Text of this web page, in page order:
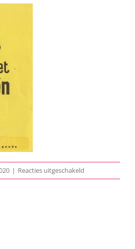
| Reacties uitgeschakeld
1995-